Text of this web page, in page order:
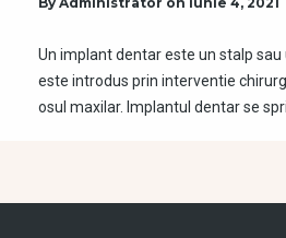
Un implant dentar este un stalp
este introdus prin interventie
osul maxilar. Implantul dentar se